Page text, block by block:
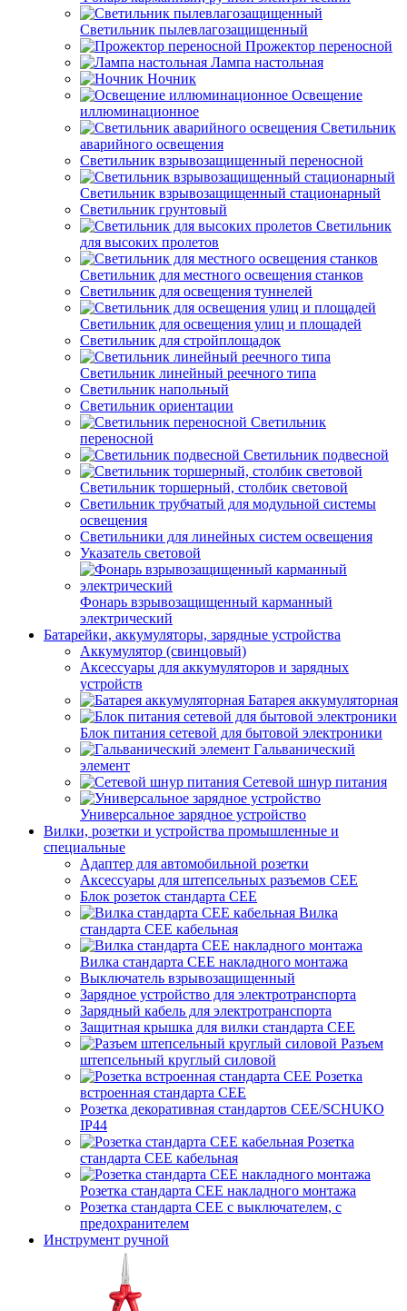
Светильник пылевлагозащищенный
Прожектор переносной
Лампа настольная
Ночник
Освещение
иллюминационное
Светильник
аварийного освещения
Светильник взрывозащищенный переносной
Светильник взрывозащищенный стационарный
Светильник грунтовый
Светильник
для высоких пролетов
Светильник для местного освещения станков
Светильник для освещения туннелей
Светильник для освещения улиц и площадей
Светильник для стройплощадок
Светильник линейный реечного типа
Светильник напольный
Светильник ориентации
Светильник
переносной
Светильник подвесной
Светильник торшерный, столбик световой
Светильник трубчатый для модульной системы
освещения
Светильники для линейных систем освещения
Указатель световой
Фонарь взрывозащищенный карманный
электрический
Батарейки, аккумуляторы, зарядные устройства
Аккумулятор (свинцовый)
Аксессуары для аккумуляторов и зарядных
устройств
Батарея аккумуляторная
Блок питания сетевой для бытовой электроники
Гальванический
элемент
Сетевой шнур питания
Универсальное зарядное устройство
Вилки, розетки и устройства промышленные и
специальные
Адаптер для автомобильной розетки
Аксессуары для штепсельных разъемов CEE
Блок розеток стандарта CEE
Вилка
стандарта CEE кабельная
Вилка стандарта CEE накладного монтажа
Выключатель взрывозащищенный
Зарядное устройство для электротранспорта
Зарядный кабель для электротранспорта
Защитная крышка для вилки стандарта CEE
Разъем
штепсельный круглый силовой
Розетка
встроенная стандарта CEE
Розетка декоративная стандартов CEE/SCHUKO
IP44
Розетка
стандарта СЕЕ кабельная
Розетка стандарта СЕЕ накладного монтажа
Розетка стандарта СЕЕ с выключателем, с
предохранителем
Инструмент ручной